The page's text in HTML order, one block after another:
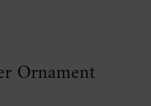
Ornament